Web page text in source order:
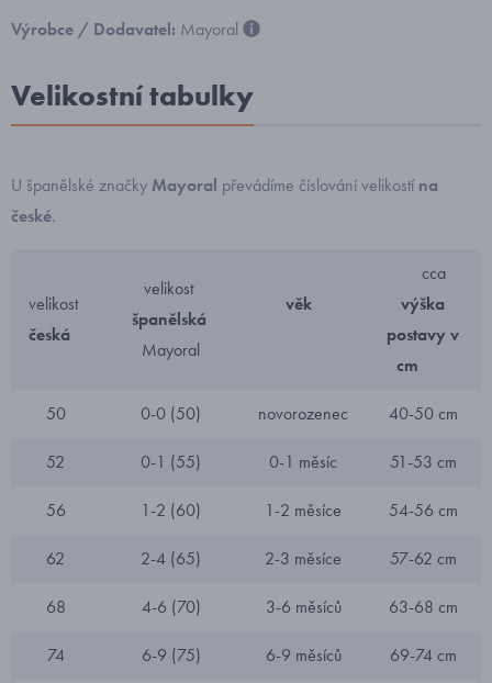
Výrobce / Dodavatel: Mayoral
Velikostní tabulky
U španělské značky Mayoral převádíme číslování velikostí na
české.
velikost
česká
velikost
španělská
Mayoral
věk
cca
výška
postavy v
cm
50 0-0 (50) novorozenec 40-50 cm
52 0-1 (55) 0-1 měsíc 51-53 cm
56 1-2 (60) 1-2 měsíce 54-56 cm
62 2-4 (65) 2-3 měsíce 57-62 cm
68 4-6 (70) 3-6 měsíců 63-68 cm
74 6-9 (75) 6-9 měsíců 69-74 cm